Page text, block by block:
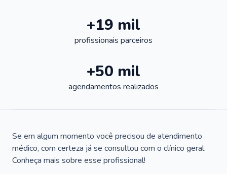
+19 mil
profissionais parceiros
+50 mil
agendamentos realizados
Se em algum momento você precisou de atendimento
médico, com certeza já se consultou com o clínico geral.
Conheça mais sobre esse profissional!